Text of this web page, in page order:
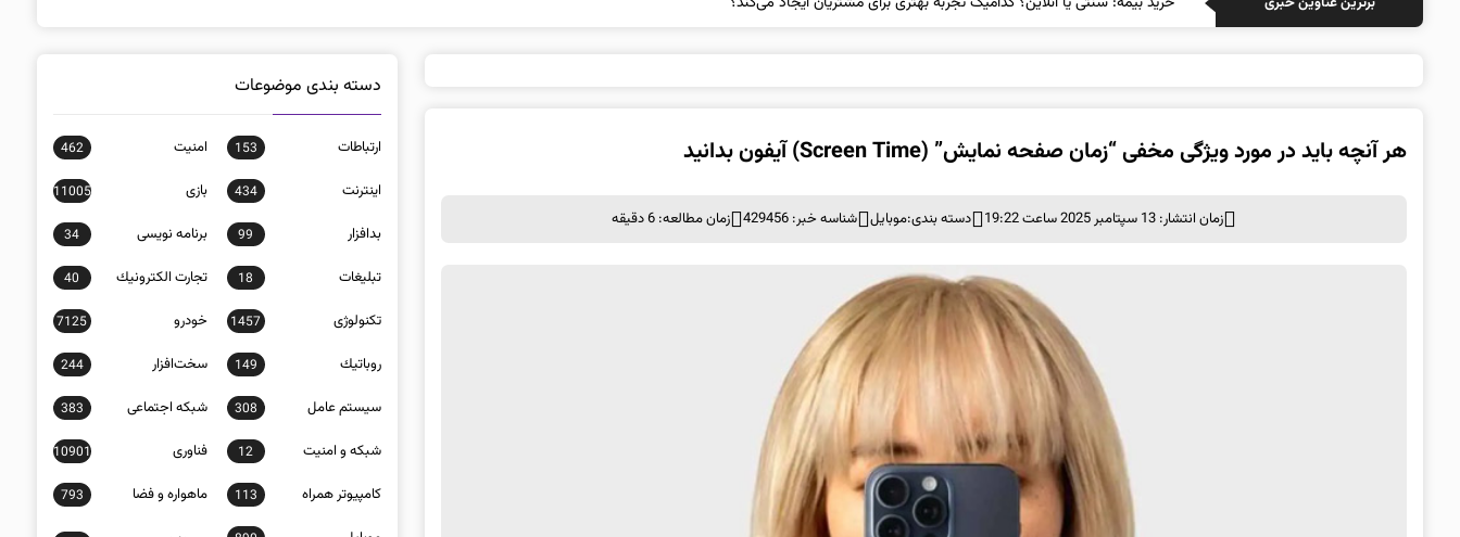
هر آنچه باید در مورد ویژگی مخفی “زمان صفحه نمایش” (Screen Time) آیفون بدانید
زمان انتشار: 13 سپتامبر 2025 ساعت 19:22 دسته بندی:موبايل شناسه خبر: 429456 زمان مطالعه: 6 دقیقه
دسته بندی موضوعات
ارتباطات 153 امنيت 462
اينترنت 434 بازی 11005
بدافزار 99 برنامه نويسی 34
تبلیغات 18 تجارت الكترونيك 40
تکنولوژی 1457 خودرو 7125
روباتيك 149 سخت‌افزار 244
سيستم عامل 308 شبكه اجتماعی 383
شبكه و امنيت 12 فناوری 10901
كامپيوتر همراه 113 ماهواره و فضا 793